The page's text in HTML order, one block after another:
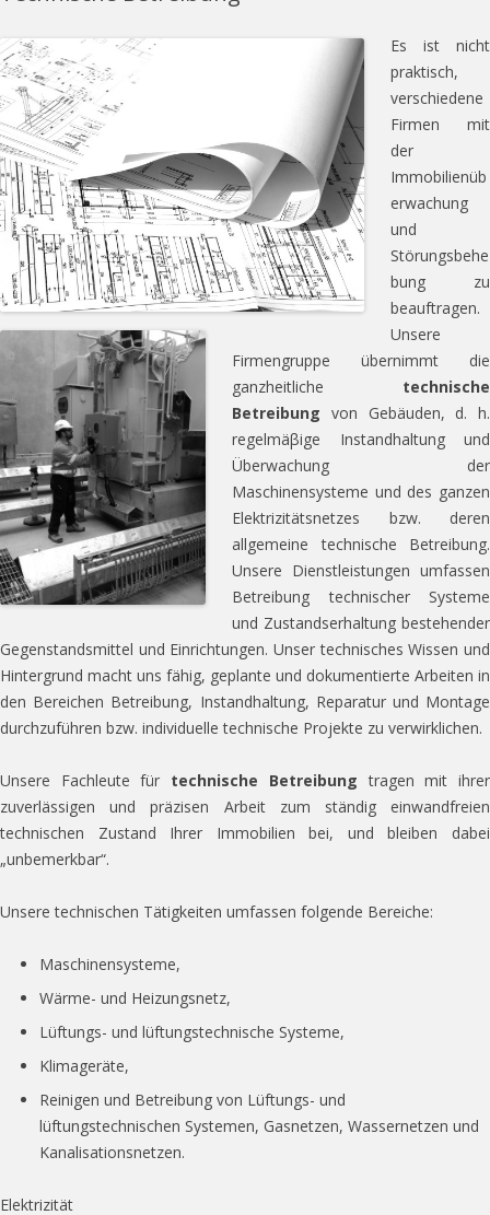
Es ist nicht
praktisch,
verschiedene
Firmen mit
der
Immobilienüb
erwachung
und
Störungsbehe
bung zu
beauftragen.
Unsere
Firmengruppe übernimmt die
ganzheitliche technische
Betreibung von Gebäuden, d. h.
regelmäβige Instandhaltung und
Überwachung der
Maschinensysteme und des ganzen
Elektrizitätsnetzes bzw. deren
allgemeine technische Betreibung.
Unsere Dienstleistungen umfassen
Betreibung technischer Systeme
und Zustandserhaltung bestehender
Gegenstandsmittel und Einrichtungen. Unser technisches Wissen und
Hintergrund macht uns fähig, geplante und dokumentierte Arbeiten in
den Bereichen Betreibung, Instandhaltung, Reparatur und Montage
durchzuführen bzw. individuelle technische Projekte zu verwirklichen.
Unsere Fachleute für technische Betreibungtragen mit ihrer
zuverlässigen und präzisen Arbeit zum ständig einwandfreien
technischen Zustand Ihrer Immobilien bei, und bleiben dabei
„unbemerkbar“.
Unsere technischen Tätigkeiten umfassen folgende Bereiche:
Maschinensysteme,
Wärme- und Heizungsnetz,
Lüftungs- und lüftungstechnische Systeme,
Klimageräte,
Reinigen und Betreibung von Lüftungs- und
lüftungstechnischen Systemen, Gasnetzen, Wassernetzen und
Kanalisationsnetzen.
Elektrizität